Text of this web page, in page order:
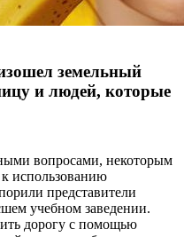
земельный
и людей, которые
вопросами, некоторым
использованию
представители
учебном заведении.
дорогу с помощью